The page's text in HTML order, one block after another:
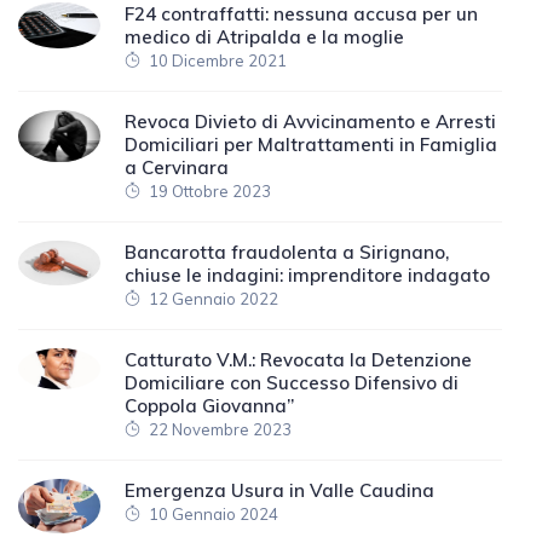
F24 contraffatti: nessuna accusa per un
medico di Atripalda e la moglie
10 Dicembre 2021
Revoca Divieto di Avvicinamento e Arresti
Domiciliari per Maltrattamenti in Famiglia
a Cervinara
19 Ottobre 2023
Bancarotta fraudolenta a Sirignano,
chiuse le indagini: imprenditore indagato
12 Gennaio 2022
Catturato V.M.: Revocata la Detenzione
Domiciliare con Successo Difensivo di
Coppola Giovanna”
22 Novembre 2023
Emergenza Usura in Valle Caudina
10 Gennaio 2024